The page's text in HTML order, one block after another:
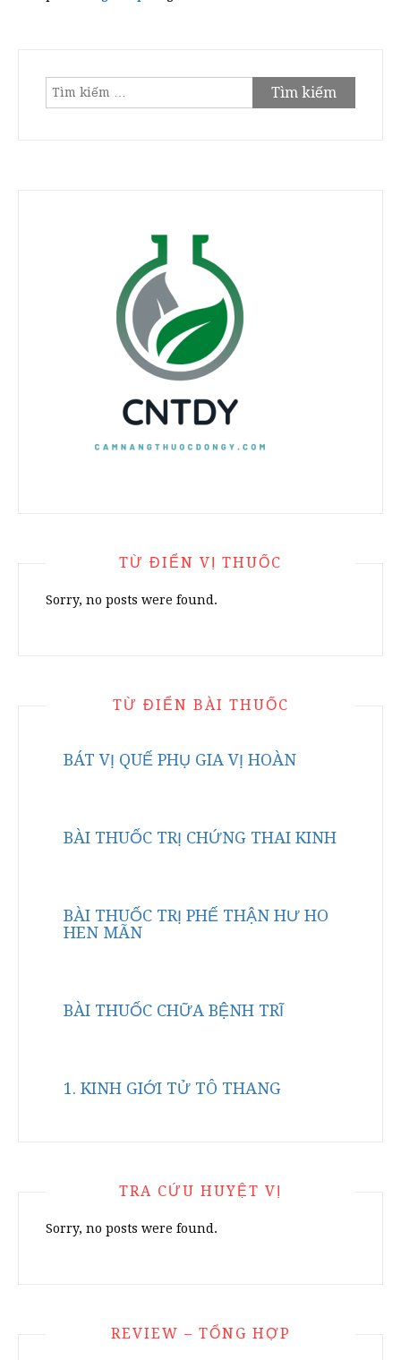
Tìm
kiếm
TỪ ĐIỂN VỊ THUỐC
Sorry, no posts were found.
TỪ ĐIỂN BÀI THUỐC
BÁT VỊ QUẾ PHỤ GIA VỊ HOÀN
BÀI THUỐC TRỊ CHỨNG THAI KINH
BÀI THUỐC TRỊ PHẾ THẬN HƯ HO
HEN MÃN
BÀI THUỐC CHỮA BỆNH TRĨ
1. KINH GIỚI TỬ TÔ THANG
TRA CỨU HUYỆT VỊ
Sorry, no posts were found.
REVIEW – TỔNG HỢP